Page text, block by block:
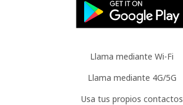
Llama mediante Wi-Fi
Llama mediante 4G/5G
Usa tus propios contactos